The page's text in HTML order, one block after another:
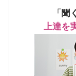
「聞
上達を